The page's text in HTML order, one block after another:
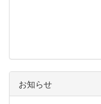
お知らせ